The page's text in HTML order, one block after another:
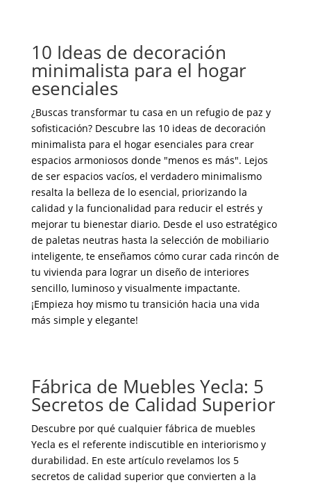
10 Ideas de decoración
minimalista para el hogar
esenciales
¿Buscas transformar tu casa en un refugio de paz y
sofisticación? Descubre las 10 ideas de decoración
minimalista para el hogar esenciales para crear
espacios armoniosos donde "menos es más". Lejos
de ser espacios vacíos, el verdadero minimalismo
resalta la belleza de lo esencial, priorizando la
calidad y la funcionalidad para reducir el estrés y
mejorar tu bienestar diario. Desde el uso estratégico
de paletas neutras hasta la selección de mobiliario
inteligente, te enseñamos cómo curar cada rincón de
tu vivienda para lograr un diseño de interiores
sencillo, luminoso y visualmente impactante.
¡Empieza hoy mismo tu transición hacia una vida
más simple y elegante!
Fábrica de Muebles Yecla: 5
Secretos de Calidad Superior
Descubre por qué cualquier fábrica de muebles
Yecla es el referente indiscutible en interiorismo y
durabilidad. En este artículo revelamos los 5
secretos de calidad superior que convierten a la